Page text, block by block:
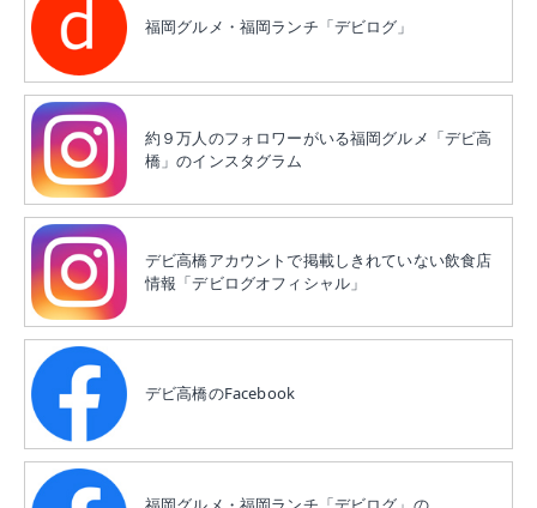
福岡グルメ・福岡ランチ「デビログ」
約９万人のフォロワーがいる福岡グルメ「デビ高
橋」のインスタグラム
デビ高橋アカウントで掲載しきれていない飲食店
情報「デビログオフィシャル」
デビ高橋のFacebook